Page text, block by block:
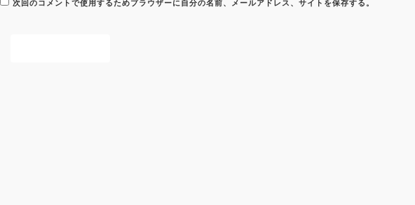
次回のコメントで使用するためブラウザーに自分の名前、メールアドレス、サイトを保存する。